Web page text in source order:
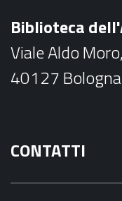
o
k
Biblioteca
Viale Aldo
40127 Bologna
CONTATTI